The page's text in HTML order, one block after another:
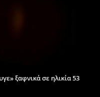
ξαφνικά σε ηλικία 53